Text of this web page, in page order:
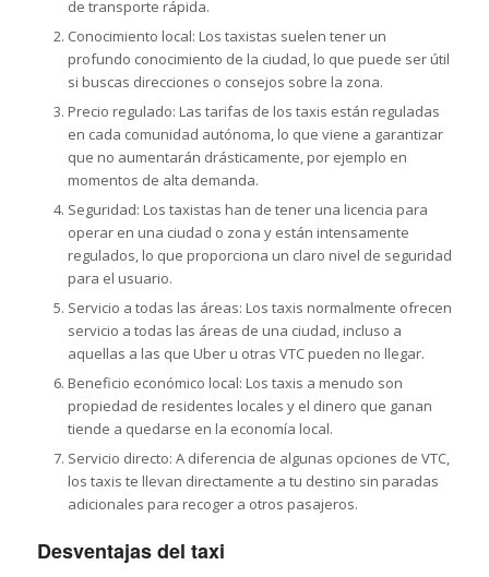
de transporte rápida.
Conocimiento local: Los taxistas suelen tener un
profundo conocimiento de la ciudad, lo que puede ser útil
si buscas direcciones o consejos sobre la zona.
Precio regulado: Las tarifas de los taxis están reguladas
en cada comunidad autónoma, lo que viene a garantizar
que no aumentarán drásticamente, por ejemplo en
momentos de alta demanda.
Seguridad: Los taxistas han de tener una licencia para
operar en una ciudad o zona y están intensamente
regulados, lo que proporciona un claro nivel de seguridad
para el usuario.
Servicio a todas las áreas: Los taxis normalmente ofrecen
servicio a todas las áreas de una ciudad, incluso a
aquellas a las que Uber u otras VTC pueden no llegar.
Beneficio económico local: Los taxis a menudo son
propiedad de residentes locales y el dinero que ganan
tiende a quedarse en la economía local.
Servicio directo: A diferencia de algunas opciones de VTC,
los taxis te llevan directamente a tu destino sin paradas
adicionales para recoger a otros pasajeros.
Desventajas del taxi